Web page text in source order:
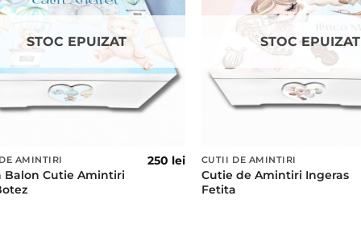
STOC EPUIZAT
AMINTIRI
Balon Cutie Amintiri
250 lei
STOC EPUIZAT
CUTII DE AMINTIRI
Cutie de Amintiri Ingeras
Fetita